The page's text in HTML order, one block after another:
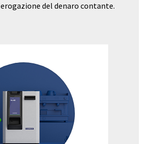
del denaro contante.